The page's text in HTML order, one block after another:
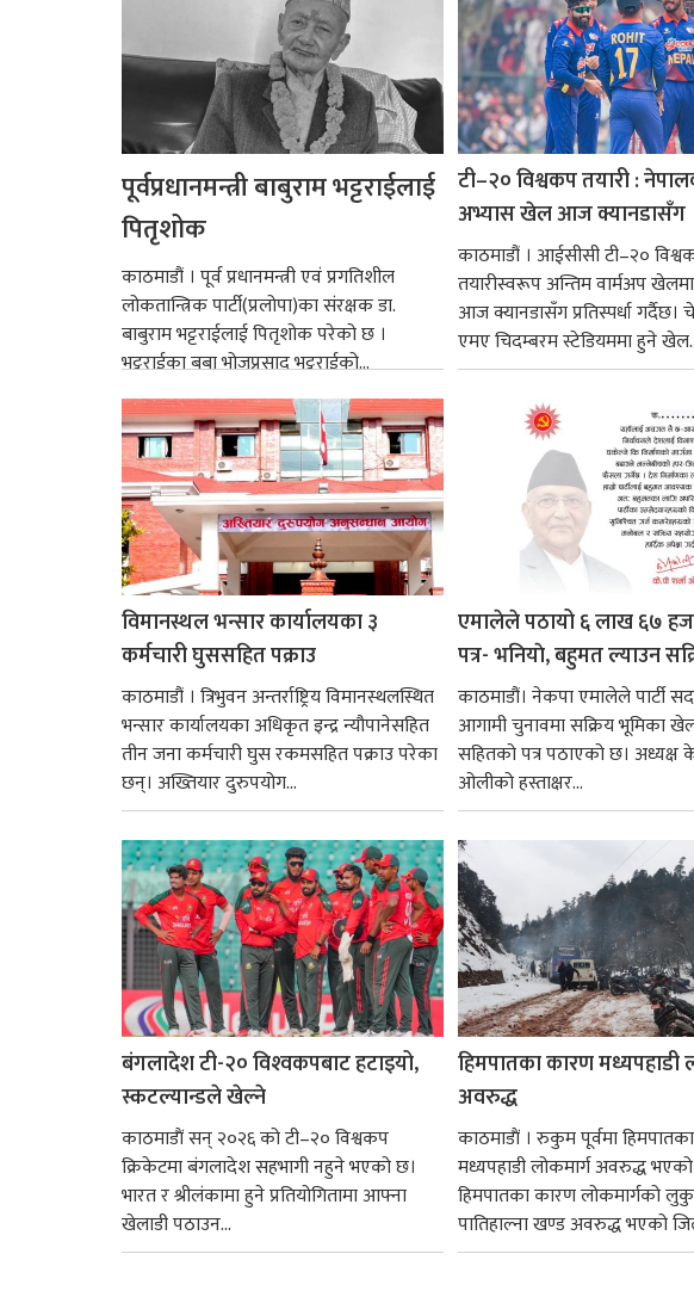
पूर्वप्रधानमन्त्री बाबुराम भट्टराईलाई
पितृशोक
काठमाडौं । पूर्व प्रधानमन्त्री एवं प्रगतिशील
लोकतान्त्रिक पार्टी(प्रलोपा)का संरक्षक डा.
बाबुराम भट्टराईलाई पितृशोक परेको छ ।
भट्टराईका बुबा भोजप्रसाद भट्टराईको...
टी–२० विश्वकप तयारी :
अभ्यास खेल आज क्यानडासँग
काठमाडौं । आईसीसी टी–२०
तयारीस्वरूप अन्तिम वार्मअप
आज क्यानडासँग प्रतिस्पर्धा गर्दैछ।
एमए चिदम्बरम स्टेडियममा हुने
विमानस्थल भन्सार कार्यालयका ३
कर्मचारी घुससहित पक्राउ
काठमाडौं । त्रिभुवन अन्तर्राष्ट्रिय विमानस्थलस्थित
भन्सार कार्यालयका अधिकृत इन्द्र न्यौपानेसहित
तीन जना कर्मचारी घुस रकमसहित पक्राउ परेका
छन्। अख्तियार दुरुपयोग...
एमालेले पठायो ६ लाख ६७
पत्र- भनियाे, बहुमत ल्याउन
काठमाडौं। नेकपा एमालेले पार्टी
आगामी चुनावमा सक्रिय भूमिका
सहितको पत्र पठाएको छ। अध्यक्ष
ओलीको हस्ताक्षर...
बंगलादेश टी-२० विश्‍वकपबाट हटाइयो,
स्कटल्यान्डले खेल्ने
काठमाडाैं सन् २०२६ को टी–२० विश्वकप
क्रिकेटमा बंगलादेश सहभागी नहुने भएको छ।
भारत र श्रीलंकामा हुने प्रतियोगितामा आफ्ना
खेलाडी पठाउन...
हिमपातका कारण मध्यपहाडी
अवरुद्ध
काठमाडाैं । रुकुम पूर्वमा
मध्यपहाडी लोकमार्ग अवरुद्ध
हिमपातका कारण लोकमार्गको
पातिहाल्ना खण्ड अवरुद्ध भएको